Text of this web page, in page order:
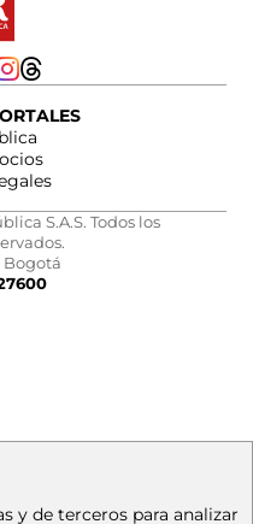
S.A.S. Todos los
Bogotá
y de terceros para analizar